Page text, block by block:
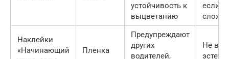
устойчивость к
выцветанию
если
Наклейки
«Начинающий
Пленка
Предупреждают
других
водителей,
Не